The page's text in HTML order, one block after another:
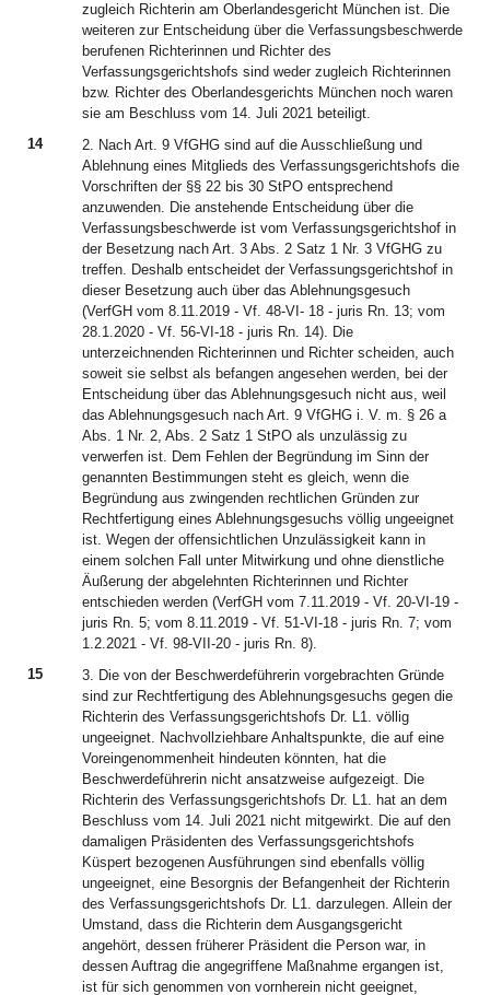
zugleich Richterin am Oberlandesgericht München ist. Die
weiteren zur Entscheidung über die Verfassungsbeschwerde
berufenen Richterinnen und Richter des
Verfassungsgerichtshofs sind weder zugleich Richterinnen
bzw. Richter des Oberlandesgerichts München noch waren
sie am Beschluss vom 14. Juli 2021 beteiligt.
14
2. Nach Art. 9 VfGHG sind auf die Ausschließung und
Ablehnung eines Mitglieds des Verfassungsgerichtshofs die
Vorschriften der §§ 22 bis 30 StPO entsprechend
anzuwenden. Die anstehende Entscheidung über die
Verfassungsbeschwerde ist vom Verfassungsgerichtshof in
der Besetzung nach Art. 3 Abs. 2 Satz 1 Nr. 3 VfGHG zu
treffen. Deshalb entscheidet der Verfassungsgerichtshof in
dieser Besetzung auch über das Ablehnungsgesuch
(VerfGH vom 8.11.2019 - Vf. 48-VI- 18 - juris Rn. 13; vom
28.1.2020 - Vf. 56-VI-18 - juris Rn. 14). Die
unterzeichnenden Richterinnen und Richter scheiden, auch
soweit sie selbst als befangen angesehen werden, bei der
Entscheidung über das Ablehnungsgesuch nicht aus, weil
das Ablehnungsgesuch nach Art. 9 VfGHG i. V. m. § 26 a
Abs. 1 Nr. 2, Abs. 2 Satz 1 StPO als unzulässig zu
verwerfen ist. Dem Fehlen der Begründung im Sinn der
genannten Bestimmungen steht es gleich, wenn die
Begründung aus zwingenden rechtlichen Gründen zur
Rechtfertigung eines Ablehnungsgesuchs völlig ungeeignet
ist. Wegen der offensichtlichen Unzulässigkeit kann in
einem solchen Fall unter Mitwirkung und ohne dienstliche
Äußerung der abgelehnten Richterinnen und Richter
entschieden werden (VerfGH vom 7.11.2019 - Vf. 20-VI-19 -
juris Rn. 5; vom 8.11.2019 - Vf. 51-VI-18 - juris Rn. 7; vom
1.2.2021 - Vf. 98-VII-20 - juris Rn. 8).
15
3. Die von der Beschwerdeführerin vorgebrachten Gründe
sind zur Rechtfertigung des Ablehnungsgesuchs gegen die
Richterin des Verfassungsgerichtshofs Dr. L1. völlig
ungeeignet. Nachvollziehbare Anhaltspunkte, die auf eine
Voreingenommenheit hindeuten könnten, hat die
Beschwerdeführerin nicht ansatzweise aufgezeigt. Die
Richterin des Verfassungsgerichtshofs Dr. L1. hat an dem
Beschluss vom 14. Juli 2021 nicht mitgewirkt. Die auf den
damaligen Präsidenten des Verfassungsgerichtshofs
Küspert bezogenen Ausführungen sind ebenfalls völlig
ungeeignet, eine Besorgnis der Befangenheit der Richterin
des Verfassungsgerichtshofs Dr. L1. darzulegen. Allein der
Umstand, dass die Richterin dem Ausgangsgericht
angehört, dessen früherer Präsident die Person war, in
dessen Auftrag die angegriffene Maßnahme ergangen ist,
ist für sich genommen von vornherein nicht geeignet,